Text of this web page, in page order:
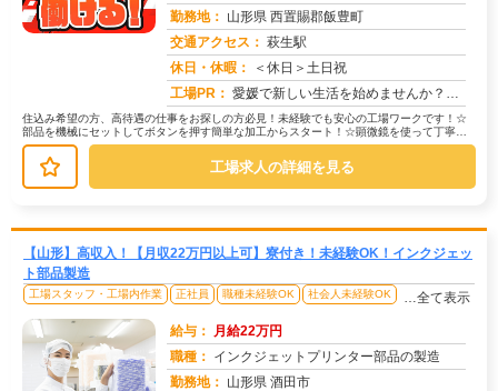
勤務地： 山形県 西置賜郡飯豊町
交通アクセス： 萩生駅
休日・休暇：
＜休日＞土日祝
工場PR： 愛媛で新しい生活を始めませんか？☆すぐに住める寮完備！面倒な手続きは一切不要です。初期費用0円、家具・家電付きで快...
住込み希望の方、高待遇の仕事をお探しの方必見！未経験でも安心の工場ワークです！☆
部品を機械にセットしてボタンを押す簡単な加工からスタート！☆顕微鏡を使って丁寧に
製品を検査します。難しい作業はあり...
工場求人の詳細を見る
【山形】高収入！【月収22万円以上可】寮付き！未経験OK！インクジェッ
ト部品製造
工場スタッフ・工場内作業 正社員 職種未経験OK 社会人未経験OK …全て表示
給与： 月給22万円
職種： インクジェットプリンター部品の製造
勤務地： 山形県 酒田市